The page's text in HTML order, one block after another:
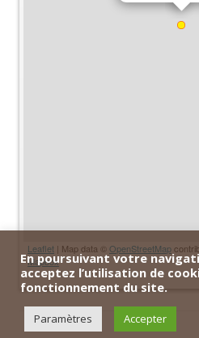
Leaflet | Map data © OpenStreetMap
Mapbox
En poursuivant votre
acceptez l’utilisation de
fonctionnement du site.
Paramètres Accepter